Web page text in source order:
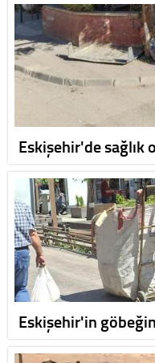
Eskişehir'de sağlık
Eskişehir'in